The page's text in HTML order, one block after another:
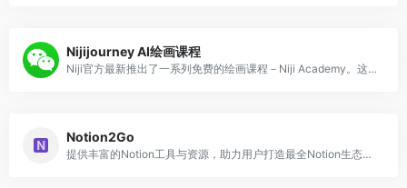
Nijijourney AI绘画课程
Niji官方最新推出了一系列免费的绘画课程－Niji Academy。这门实验性课程将艺术基础与人工智能技术巧妙结合。
Notion2Go
提供丰富的Notion工具与资源，助力用户打造最全Notion生态，提升工作效率